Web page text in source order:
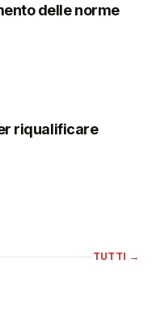
delle norme
riqualificare
TUTTI →